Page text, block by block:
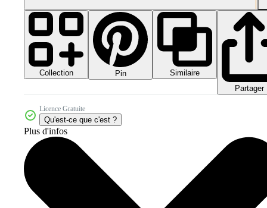
Collection Pin
Similaire
Partager
Licence Gratuite
Qu'est-ce que c'est ?
Plus d'infos